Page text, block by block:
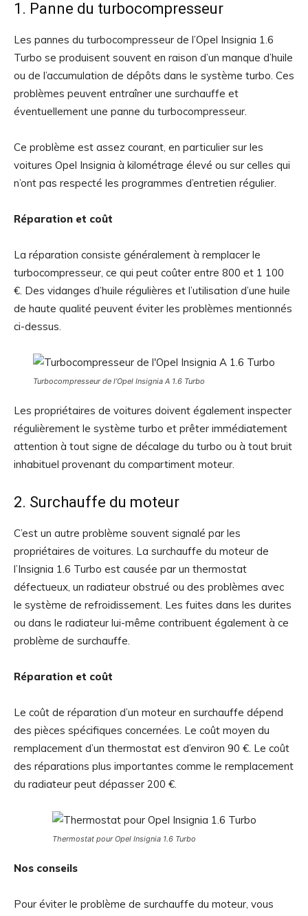
1. Panne du turbocompresseur
Les pannes du turbocompresseur de l’Opel Insignia 1.6
Turbo se produisent souvent en raison d’un manque d’huile
ou de l’accumulation de dépôts dans le système turbo. Ces
problèmes peuvent entraîner une surchauffe et
éventuellement une panne du turbocompresseur.
Ce problème est assez courant, en particulier sur les
voitures Opel Insignia à kilométrage élevé ou sur celles qui
n’ont pas respecté les programmes d’entretien régulier.
Réparation et coût
La réparation consiste généralement à remplacer le
turbocompresseur, ce qui peut coûter entre 800 et 1 100
€. Des vidanges d’huile régulières et l’utilisation d’une huile
de haute qualité peuvent éviter les problèmes mentionnés
ci-dessus.
Turbocompresseur de l’Opel Insignia A 1.6 Turbo
Les propriétaires de voitures doivent également inspecter
régulièrement le système turbo et prêter immédiatement
attention à tout signe de décalage du turbo ou à tout bruit
inhabituel provenant du compartiment moteur.
2. Surchauffe du moteur
C’est un autre problème souvent signalé par les
propriétaires de voitures. La surchauffe du moteur de
l’Insignia 1.6 Turbo est causée par un thermostat
défectueux, un radiateur obstrué ou des problèmes avec
le système de refroidissement. Les fuites dans les durites
ou dans le radiateur lui-même contribuent également à ce
problème de surchauffe.
Réparation et coût
Le coût de réparation d’un moteur en surchauffe dépend
des pièces spécifiques concernées. Le coût moyen du
remplacement d’un thermostat est d’environ 90 €. Le coût
des réparations plus importantes comme le remplacement
du radiateur peut dépasser 200 €.
Thermostat pour Opel Insignia 1.6 Turbo
Nos conseils
Pour éviter le problème de surchauffe du moteur, vous